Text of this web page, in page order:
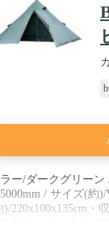
ー/ダークグリーン
/ サイズ(約
)/220x100x135cm・